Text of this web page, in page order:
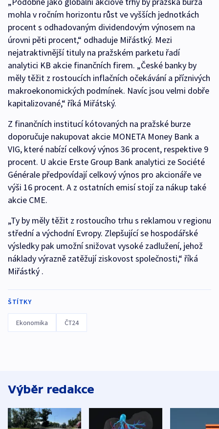
mohla v ročním horizontu růst ve vyšších jednotkách
procent s odhadovaným dividendovým výnosem na
úrovni pěti procent,“ odhaduje Miřástký. Mezi
nejatraktivnější tituly na pražském parketu řadí
analytici KB akcie finančních firem. „České banky by
měly těžit z rostoucích inflačních očekávání a příznivých
makroekonomických podmínek. Navíc jsou velmi dobře
kapitalizované,“ říká Miřátský.
Z finančních institucí kótovaných na pražské burze
doporučuje nakupovat akcie MONETA Money Bank a
VIG, které nabízí celkový výnos 36 procent, respektive 9
procent. U akcie Erste Group Bank analytici ze Société
Générale předpovídají celkový výnos pro akcionáře ve
výši 16 procent. A z ostatních emisí stojí za nákup také
akcie CME.
„Ty by měly těžit z rostoucího trhu s reklamou v regionu
střední a východní Evropy. Zlepšující se hospodářské
výsledky pak umožní snižovat vysoké zadlužení, jehož
náklady výrazně zatěžují ziskovost společnosti,“ říká
Miřástký .
ŠTÍTKY
Ekonomika ČT24
Výběr redakce